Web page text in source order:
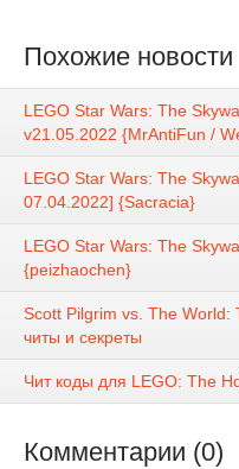
Похожие новости
LEGO Star Wars: The
v21.05.2022 {MrAntiFun /
LEGO Star Wars: The
07.04.2022] {Sacracia}
LEGO Star Wars: The
{peizhaochen}
Scott Pilgrim vs. The World:
читы и секреты
Чит коды для LEGO: The
Комментарии (0)